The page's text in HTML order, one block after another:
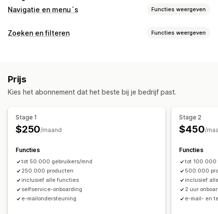
Navigatie en menu´s Functies weergeven
Menustijl
Browsen
Broodkruimels
Oneindig scrollen
Scrol naar boven
Aanpassing
Kleur en lettertype
Aangepaste CSS
Meerdere talen
Mobiel responsief
Analytics
Zoeken en filteren Functies weergeven
Tolerantie voor typfouten
Stopwoorden Zoeksuggesties Productaanbevelingen
Gepersonaliseerde zoekopdracht
Aangepaste ranking
Zoekbalk Resultaten uitsluiten
Aanpassing van weergave
Mobiel responsief Aangepaste CSS
Aangepaste stijl
Filterweergave Aangepaste filters
Zoekresultatenpagina
Sorteren
Prijs
Kies het abonnement dat het beste bij je bedrijf past.
Stage 1
$250/maand
Functies
tot 50.000 gebruikers/mnd
250.000 producten
inclusief alle functies
selfservice-onboarding
e-mailondersteuning
Stage 2
$450/
Functies
tot 100.000
500.000
inclusief
2 uur
e-mail- en